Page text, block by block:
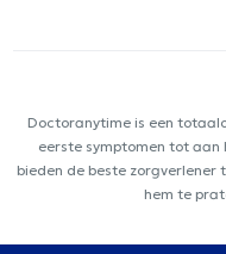
Doctoranytime is een
eerste symptomen tot aan
bieden de beste zorgverlener
hem te